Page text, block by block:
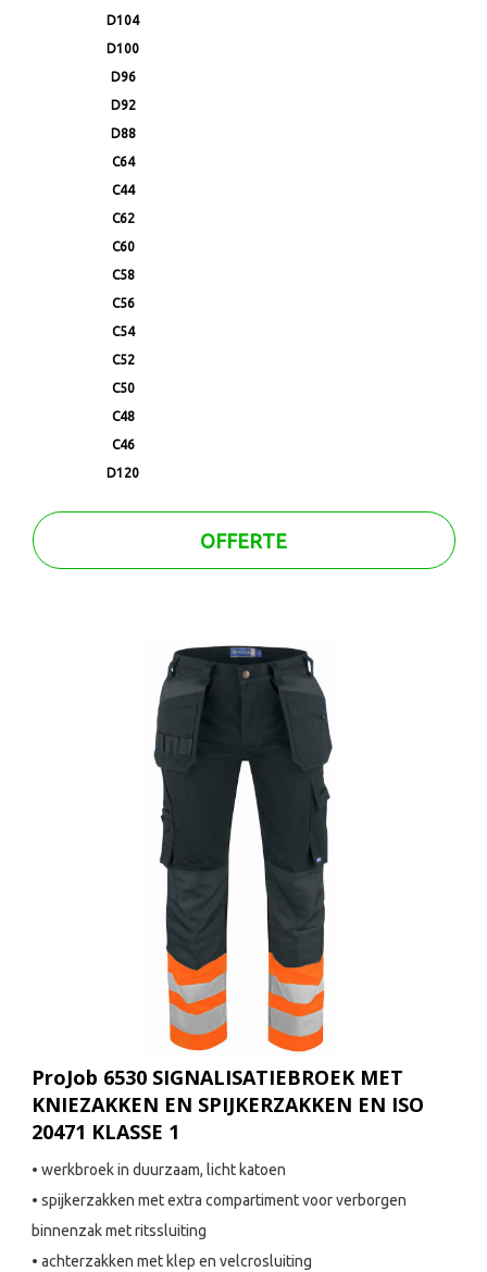
D104
D100
D96
D92
D88
C64
C44
C62
C60
C58
C56
C54
C52
C50
C48
C46
D120
OFFERTE
ProJob 6530 SIGNALISATIEBROEK MET
KNIEZAKKEN EN SPIJKERZAKKEN EN ISO
20471 KLASSE 1
• werkbroek in duurzaam, licht katoen
• spijkerzakken met extra compartiment voor verborgen
binnenzak met ritssluiting
• achterzakken met klep en velcrosluiting